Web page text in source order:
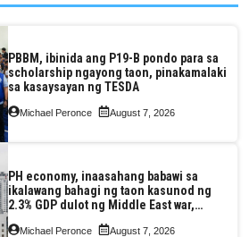
PBBM, ibinida ang P19-B pondo para sa
scholarship ngayong taon, pinakamalaki
sa kasaysayan ng TESDA
Michael Peronce August 7, 2026
PH economy, inaasahang babawi sa
ikalawang bahagi ng taon kasunod ng
2.3% GDP dulot ng Middle East war,
pagkaantala ng public construction
Michael Peronce August 7, 2026